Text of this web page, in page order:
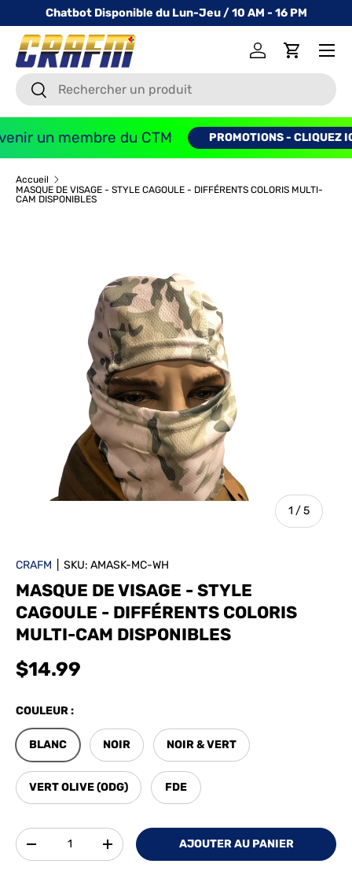
ALLER AU CONTENU
Chatbot Disponible du Lun-Jeu / 10 AM - 16 PM
Recherche
Recherche
Se connecter
Panier
Menu
un membre du CTM PROMOTIONS - CLIQUEZ ICI
Accueil
MASQUE DE VISAGE - STYLE CAGOULE - DIFFÉRENTS COLORIS MULTI-
CAM DISPONIBLES
1 /de
5
CRAFM SKU: AMASK-MC-WH
MASQUE DE VISAGE - STYLE
CAGOULE - DIFFÉRENTS COLORIS
MULTI-CAM DISPONIBLES
$14.99
COULEUR :
BLANC NOIR NOIR & VERT
VERT OLIVE (ODG) FDE
Qté
-
+ AJOUTER AU PANIER